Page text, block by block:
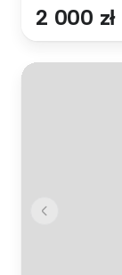
2 000 zł